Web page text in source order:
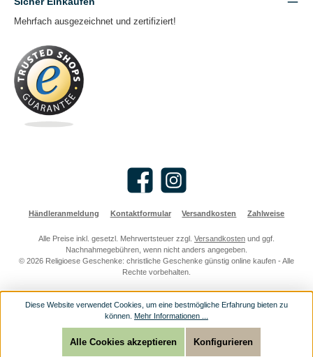
Mehrfach ausgezeichnet und zertifiziert!
Facebook Instagram
Händleranmeldung Kontaktformular Versandkosten Zahlweise
Alle Preise inkl. gesetzl. Mehrwertsteuer zzgl. Versandkosten und ggf.
Nachnahmegebühren, wenn nicht anders angegeben.
© 2026 Religioese Geschenke: christliche Geschenke günstig online kaufen - Alle
Rechte vorbehalten.
Diese Website verwendet Cookies, um eine bestmögliche Erfahrung bieten zu
können. Mehr Informationen ...
Konfigurieren
Alle Cookies akzeptieren